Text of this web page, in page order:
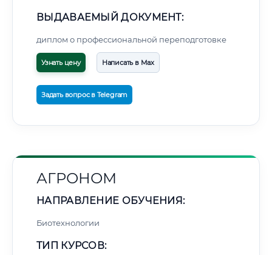
ВЫДАВАЕМЫЙ ДОКУМЕНТ:
диплом о профессиональной переподготовке
Узнать цену Написать в Max
Задать вопрос в Telegram
АГРОНОМ
НАПРАВЛЕНИЕ ОБУЧЕНИЯ:
Биотехнологии
ТИП КУРСОВ: